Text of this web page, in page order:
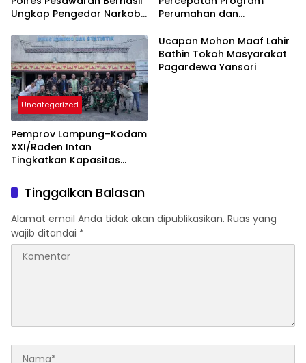
Ungkap Pengedar Narkoba
Perumahan dan
Rakyat
Uncategorized
Pemprov Lampung–Kodam
XXI/Raden Intan
Tingkatkan Kapasitas
Komunikasi Publik
Ucapan Mohon Maaf Lahir
Bathin Tokoh Masyarakat
Pagardewa Yansori
Tinggalkan Balasan
Alamat email Anda tidak akan dipublikasikan. Ruas yang
wajib ditandai *